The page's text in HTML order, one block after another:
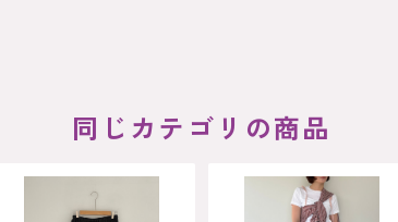
同じカテゴリの商品